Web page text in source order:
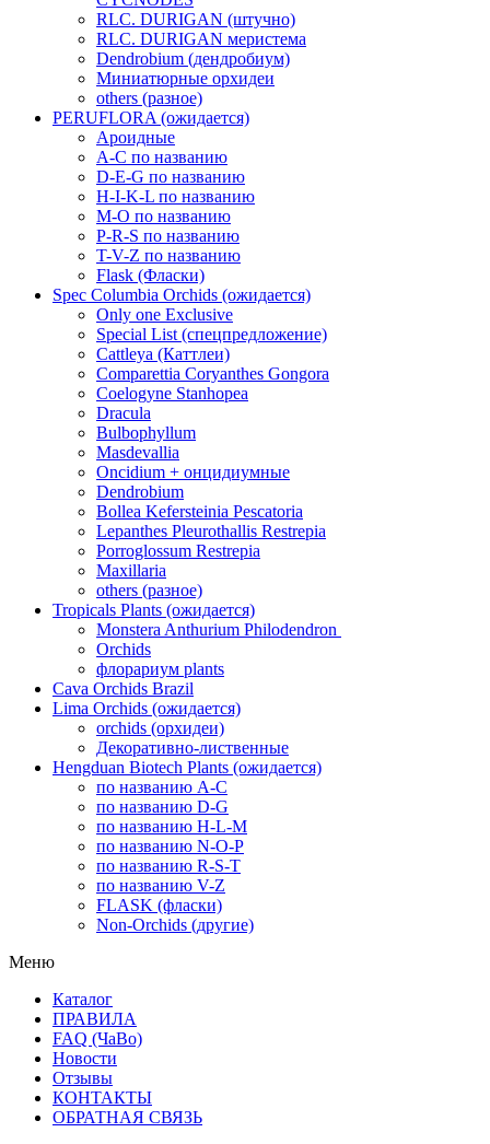
RLC. DURIGAN (штучно)
RLC. DURIGAN меристема
Dendrobium (дендробиум)
Миниатюрные орхидеи
others (разное)
PERUFLORA (ожидается)
Ароидные
A-C по названию
D-E-G по названию
H-I-K-L по названию
M-O по названию
P-R-S по названию
T-V-Z по названию
Flask (Фласки)
Spec Columbia Orchids (ожидается)
Only one Exclusive
Special List (спецпредложение)
Cattleya (Каттлеи)
Comparettia Coryanthes Gongora
Coelogyne Stanhopea
Dracula
Bulbophyllum
Masdevallia
Oncidium + онцидиумные
Dendrobium
Bollea Kefersteinia Pescatoria
Lepanthes Pleurothallis Restrepia
Porroglossum Restrepia
Maxillaria
others (разное)
Tropicals Plants (ожидается)
​​​​​​​Monstera Anthurium Philodendron
Orchids
флорариум plants
Cava Orchids Brazil
Lima Orchids (ожидается)
orchids (орхидеи)
Декоративно-лиственные
Hengduan Biotech Plants (ожидается)
по названию A-C
по названию D-G
по названию H-L-M
по названию N-O-P
по названию R-S-T
по названию V-Z
FLASK (фласки)
Non-Orchids (другие)
Меню
Каталог
ПРАВИЛА
FAQ (ЧаВо)
Новости
Отзывы
КОНТАКТЫ
ОБРАТНАЯ СВЯЗЬ